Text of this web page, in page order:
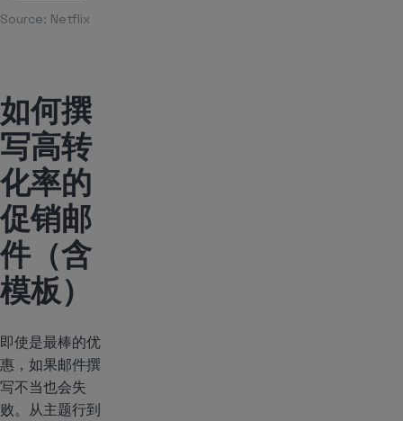
Source: Netflix
如何撰
写高转
化率的
促销邮
件（含
模板）
即使是最棒的优
惠，如果邮件撰
写不当也会失
败。从主题行到